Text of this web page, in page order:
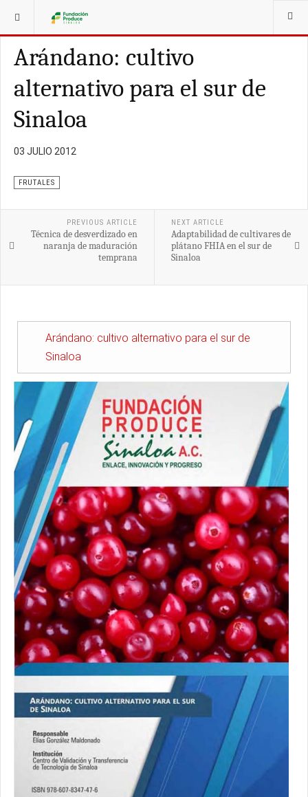
ESTÁ AQUÍ: PUBLICACIONES
Arándano: cultivo
alternativo para el sur de
Sinaloa
03 JULIO 2012
FRUTALES
PREVIOUS ARTICLE
Técnica de desverdizado en
naranja de maduración
temprana
NEXT ARTICLE
Adaptabilidad de cultivares de
plátano FHIA en el sur de
Sinaloa
Arándano: cultivo alternativo para el sur de
Sinaloa